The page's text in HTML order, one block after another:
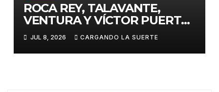
ROCA REY, TALAVANTE,
VENTURA Y VÍCTOR PUERTO,
EJES DE LA FERIA TAURINA
VIRGEN DEL PRADO 2026
JUL 8, 2026 CARGANDO LA SUERTE